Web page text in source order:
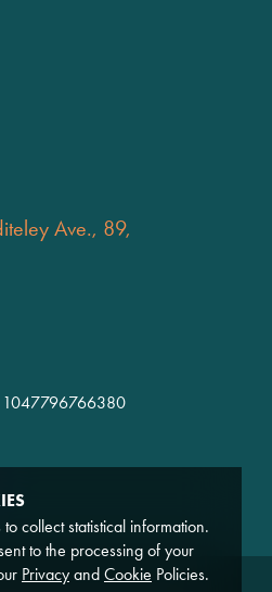
Ave., 89,
collect statistical information.
to the processing of your
Privacy and Cookie Policies.